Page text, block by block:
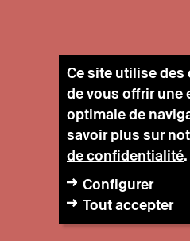
Ce site utilise
de vous offrir une
optimale de
savoir plus sur
de confidentialité.
Configurer
Tout accepter